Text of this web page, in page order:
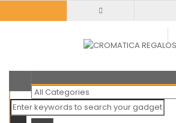
categorias